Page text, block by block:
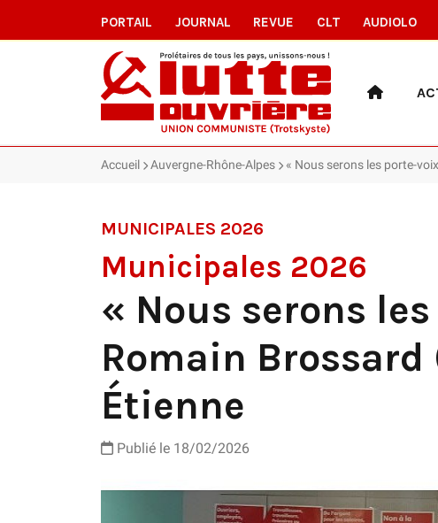
PORTAIL JOURNAL REVUE CLT AUDIOLO
Accueil Auvergne-Rhône-Alpes « Nous serons les porte-
MUNICIPALES 2026
Municipales 2026
« Nous serons
Romain
Étienne
Publié le 18/02/2026